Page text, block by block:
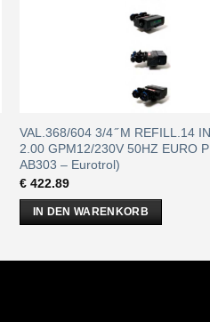
VAL.368/604 3/4 ̋ M REFILL.14
2.00 GPM12/230V 50HZ EURO
AB303 – Eurotrol)
€422.89
IN DEN WARENKORB